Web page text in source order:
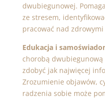
dwubiegunowej.
ze stresem,
pracować nad
Edukacja i
chorobą
zdobyć jak najwięcej
Zrozumienie objawów,
radzenia sobie może